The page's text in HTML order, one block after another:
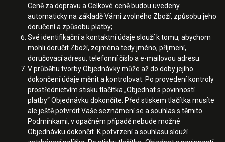
Ceně za dopravu a Celkové ceně budou uvedeny
automaticky na základě Vámi zvolného Zboží, způsobu jeho
doručení a způsobu platby;
Své identifikační a kontaktní údaje slouží k tomu, abychom
mohli doručit Zboží, zejména tedy jméno, příjmení,
doručovací adresu, telefonní číslo a e-mailovou adresu.
V průběhu tvorby Objednávky může až do doby jejího
dokončení údaje měnit a kontrolovat. Po provedení kontroly
prostřednictvím stisku tlačítka „Objednat s povinností
platby“ Objednávku dokončíte. Před stiskem tlačítka musíte
ale ještě potvrdit Vaše seznámení se a souhlas s těmito
Podmínkami, v opačném případě nebude možné
Objednávku dokončit. K potvrzení a souhlasu slouží